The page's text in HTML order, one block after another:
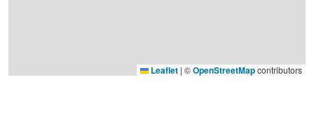
Leaflet | ©OpenStreetMapcontributors